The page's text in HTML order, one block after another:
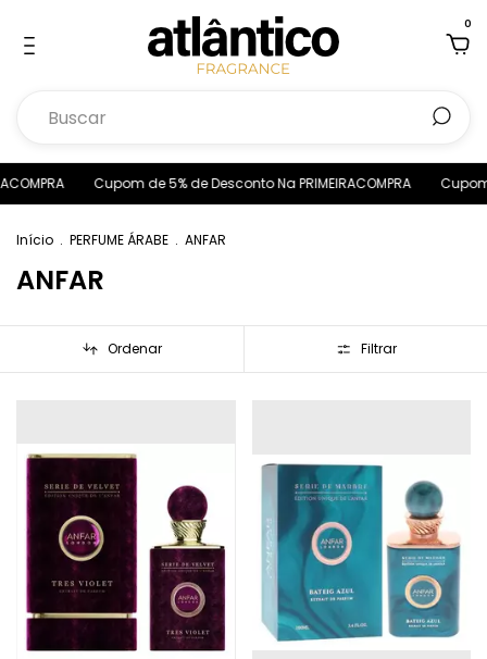
0
Cupom de 5% de Desconto Na PRIMEIRACOMPRA Cupom
Início . PERFUME ÁRABE . ANFAR
ANFAR
Ordenar Filtrar